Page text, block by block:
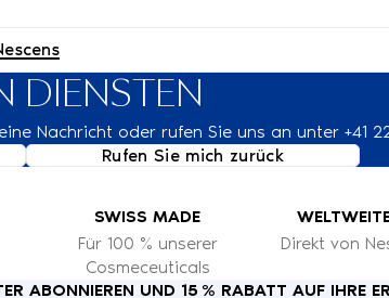
DIENSTEN
Nachricht oder rufen Sie uns an unter +41
Rufen Sie mich zurück
SWISS MADE
Für 100 % unserer
Cosmeceuticals
Direkt von
ABONNIEREN UND 15 % RABATT AUF IHRE